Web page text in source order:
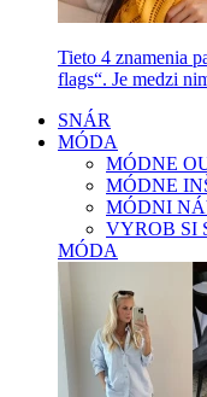
Tieto 4 znamenia
flags“. Je medzi
SNÁR
MÓDA
MÓDNE
MÓDNE
MÓDNI
VYROB SI
MÓDA